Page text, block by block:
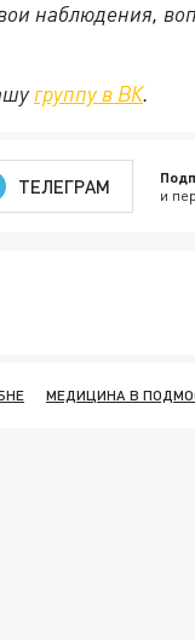
наблюдения,
группу в ВК.
ТЕЛЕГРАМ и
МЕДИЦИНА В